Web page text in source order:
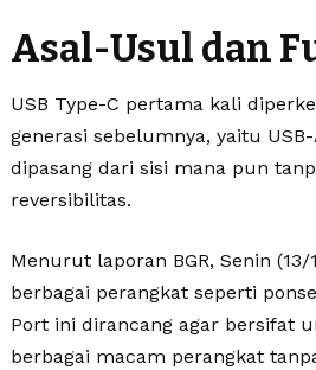
Asal-Usul dan
USB Type-C pertama kali
generasi sebelumnya, yaitu
dipasang dari sisi mana pun
reversibilitas.
Menurut laporan BGR, Senin
berbagai perangkat seperti
Port ini dirancang agar bersifat
berbagai macam perangkat